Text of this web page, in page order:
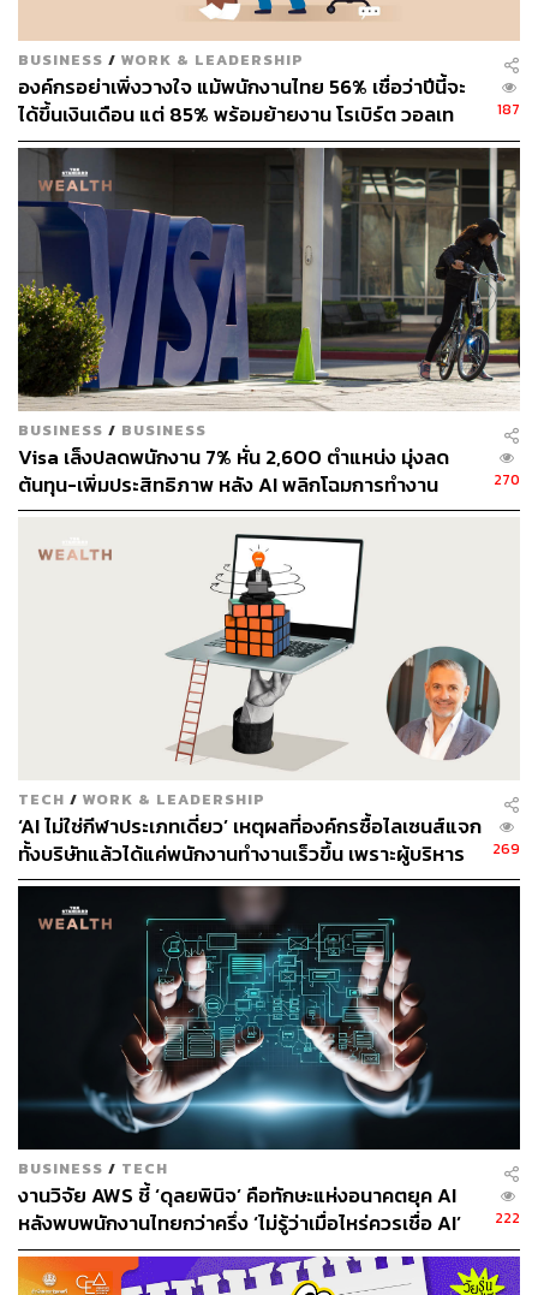
BUSINESS / WORK & LEADERSHIP
องค์กรอย่าเพิ่งวางใจ แม้พนักงานไทย 56% เชื่อว่าปีนี้จะ
ได้ขึ้นเงินเดือน แต่ 85% พร้อมย้ายงาน โรเบิร์ต วอลเท
อร์ส ชี้เงินเดือนไม่ใช่คำตอบเดียว
187
BUSINESS / BUSINESS
Visa เล็งปลดพนักงาน 7% หั่น 2,600 ตำแหน่ง มุ่งลด
ต้นทุน-เพิ่มประสิทธิภาพ หลัง AI พลิกโฉมการทำงาน
270
TECH / WORK & LEADERSHIP
‘AI ไม่ใช่กีฬาประเภทเดี่ยว’ เหตุผลที่องค์กรซื้อไลเซนส์แจก
ทั้งบริษัทแล้วได้แค่พนักงานทำงานเร็วขึ้น เพราะผู้บริหาร
เข้าใจ AI ผิดตั้งแต่ต้น
269
BUSINESS / TECH
งานวิจัย AWS ชี้ ‘ดุลยพินิจ’ คือทักษะแห่งอนาคตยุค AI
หลังพบพนักงานไทยกว่าครึ่ง ‘ไม่รู้ว่าเมื่อไหร่ควรเชื่อ AI’
222